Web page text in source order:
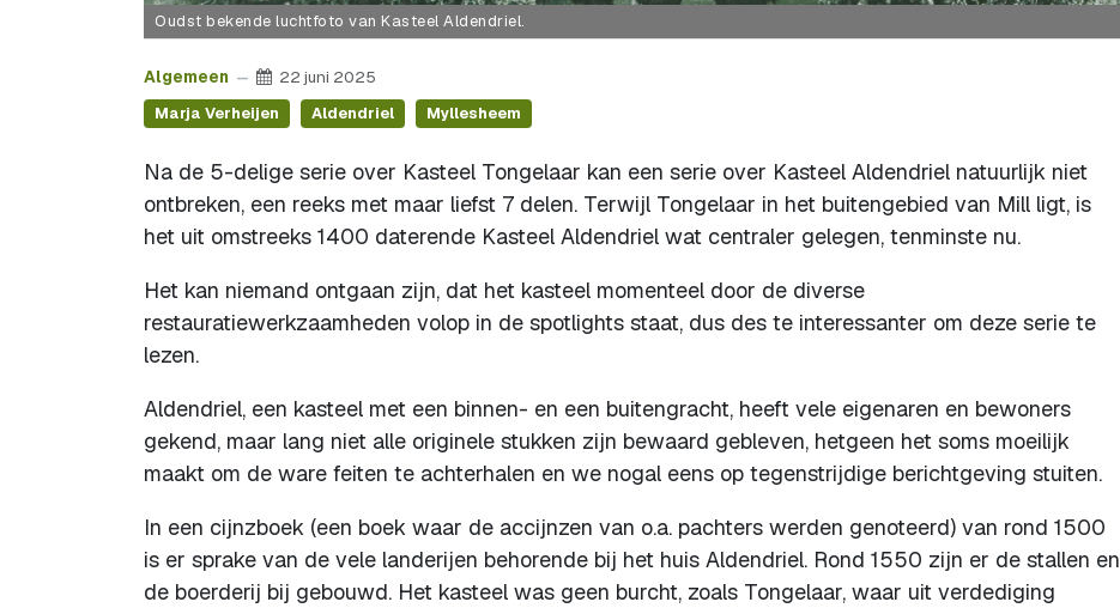
Oudst bekende luchtfoto van Kasteel Aldendriel.
Algemeen 22 juni 2025
Marja Verheijen Aldendriel Myllesheem
Na de 5-delige serie over Kasteel Tongelaar kan een serie over Kasteel Aldendriel natuurlijk niet
ontbreken, een reeks met maar liefst 7 delen. Terwijl Tongelaar in het buitengebied van Mill ligt, is
het uit omstreeks 1400 daterende Kasteel Aldendriel wat centraler gelegen, tenminste nu.
Het kan niemand ontgaan zijn, dat het kasteel momenteel door de diverse
restauratiewerkzaamheden volop in de spotlights staat, dus des te interessanter om deze serie te
lezen.
Aldendriel, een kasteel met een binnen- en een buitengracht, heeft vele eigenaren en bewoners
gekend, maar lang niet alle originele stukken zijn bewaard gebleven, hetgeen het soms moeilijk
maakt om de ware feiten te achterhalen en we nogal eens op tegenstrijdige berichtgeving stuiten.
In een cijnzboek (een boek waar de accijnzen van o.a. pachters werden genoteerd) van rond 1500
is er sprake van de vele landerijen behorende bij het huis Aldendriel. Rond 1550 zijn er de stallen en
de boerderij bij gebouwd. Het kasteel was geen burcht, zoals Tongelaar, waar uit verdediging